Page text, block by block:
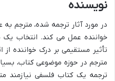
نویسنده
در مورد آثار ترجمه شده، مترجم
خواننده عمل می کند. انتخاب یک
تأثیر مستقیمی بر درک خواننده
مترجم در حوزه موضوعی کتاب،
ترجمه یک کتاب فلسفی نیازمند